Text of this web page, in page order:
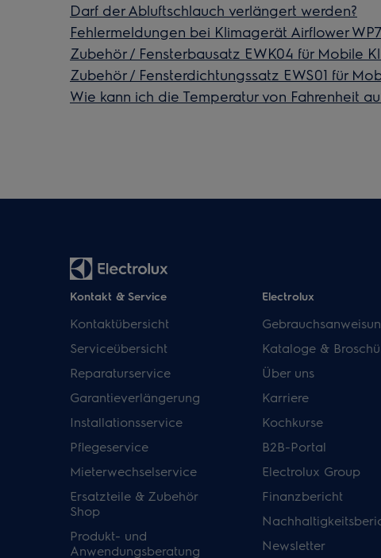
Darf der Abluftschlauch verlängert werden?
Fehlermeldungen bei Klimagerät Airflower
Zubehör / Fensterbausatz EWK04 für Mobile
Zubehör / Fensterdichtungssatz EWS01 für
Wie kann ich die Temperatur von Fahrenheit
Kontakt & Service
Kontaktübersicht
Serviceübersicht
Reparaturservice
Garantieverlängerung
Installationsservice
Pflegeservice
Mieterwechselservice
Ersatzteile & Zubehör
Shop
Produkt- und
Anwendungsberatung
Electrolux
Kataloge &
Über uns
Karriere
Kochkurse
B2B-Portal
Electrolux Group
Finanzbericht
Newsletter